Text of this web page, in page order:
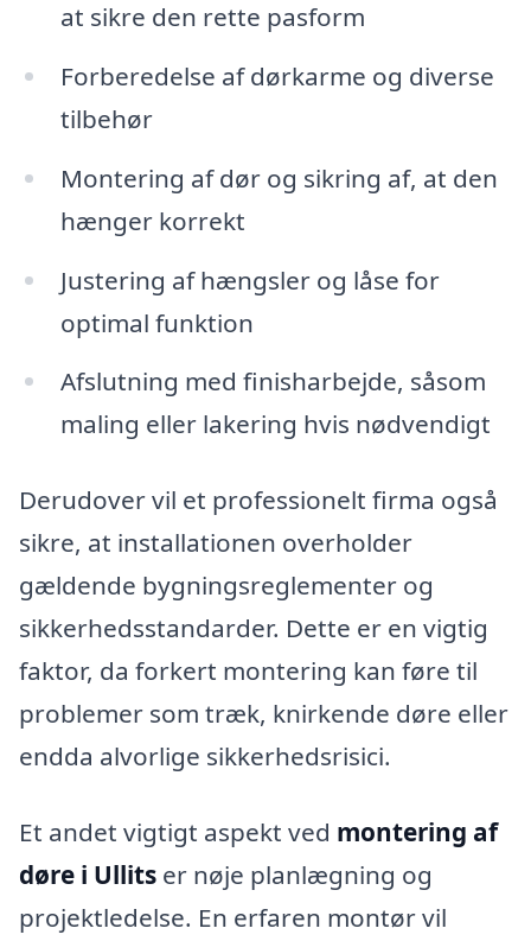
at sikre den rette pasform
Forberedelse af dørkarme og diverse
tilbehør
Montering af dør og sikring af, at den
hænger korrekt
Justering af hængsler og låse for
optimal funktion
Afslutning med finisharbejde, såsom
maling eller lakering hvis nødvendigt
Derudover vil et professionelt firma også
sikre, at installationen overholder
gældende bygningsreglementer og
sikkerhedsstandarder. Dette er en vigtig
faktor, da forkert montering kan føre til
problemer som træk, knirkende døre eller
endda alvorlige sikkerhedsrisici.
Et andet vigtigt aspekt ved montering af
døre i Ullits er nøje planlægning og
projektledelse. En erfaren montør vil